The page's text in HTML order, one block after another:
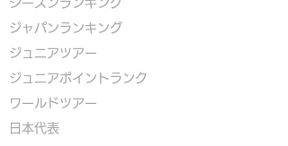
シーズンランキング
ジャパンランキング
ジュニアツアー
ジュニアポイントランク
​ワールドツアー
​​日本代表